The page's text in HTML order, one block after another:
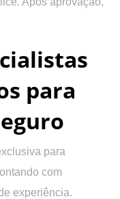
para
para
com
experiência.